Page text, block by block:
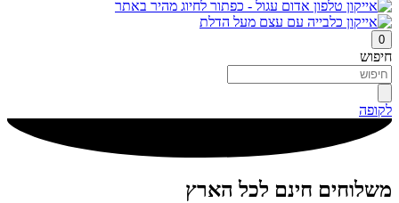
0
חיפוש
לקופה
משלוחים חינם לכל הארץ